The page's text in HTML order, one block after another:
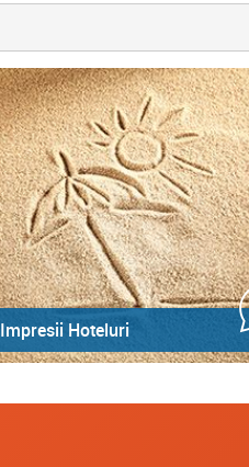
Impresii Hoteluri